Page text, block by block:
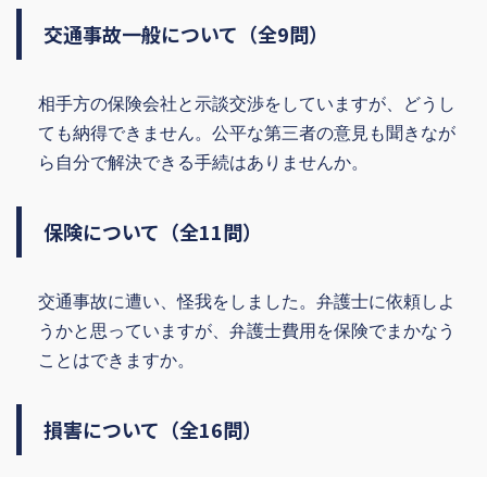
交通事故一般について（全9問）
相手方の保険会社と示談交渉をしていますが、どうし
ても納得できません。公平な第三者の意見も聞きなが
ら自分で解決できる手続はありませんか。
保険について（全11問）
交通事故に遭い、怪我をしました。弁護士に依頼しよ
うかと思っていますが、弁護士費用を保険でまかなう
ことはできますか。
損害について（全16問）